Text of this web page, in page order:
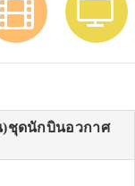
)ชุดนักบินอวกาศ